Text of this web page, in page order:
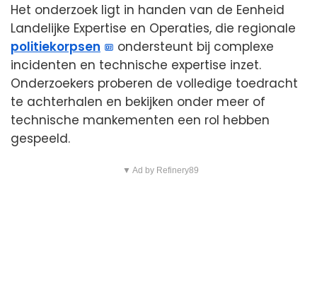
Het onderzoek ligt in handen van de Eenheid
Landelijke Expertise en Operaties, die regionale
politiekorpsen
ondersteunt bij complexe
incidenten en technische expertise inzet.
Onderzoekers proberen de volledige toedracht
te achterhalen en bekijken onder meer of
technische mankementen een rol hebben
gespeeld.
▼ Ad by Refinery89